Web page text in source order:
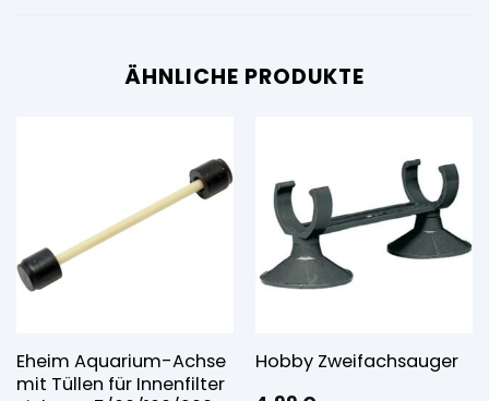
ÄHNLICHE PRODUKTE
Eheim Aquarium-Achse
mit Tüllen für Innenfilter
Hobby Zweifachsauger